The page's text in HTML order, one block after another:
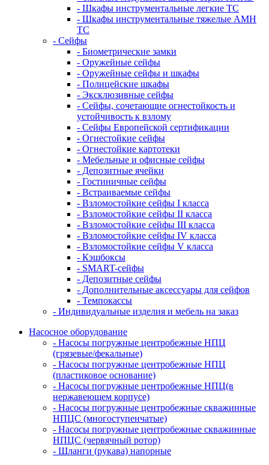
- Шкафы инструментальные легкие ТС
- Шкафы инструментальные тяжелые AMH
TC
- Сейфы
- Биометрические замки
- Оружейные сейфы
- Оружейные сейфы и шкафы
- Полицейские шкафы
- Эксклюзивные сейфы
- Сейфы, сочетающие огнестойкость и
устойчивость к взлому
- Сейфы Европейской сертификации
- Огнестойкие сейфы
- Огнестойкие картотеки
- Мебельные и офисные сейфы
- Депозитные ячейки
- Гостиничные сейфы
- Встраиваемые сейфы
- Взломостойкие сейфы I класса
- Взломостойкие сейфы II класса
- Взломостойкие сейфы III класса
- Взломостойкие сейфы IV класса
- Взломостойкие сейфы V класса
- Кэшбоксы
- SMART-сейфы
- Депозитные сейфы
- Дополнительные аксессуары для сейфов
- Темпокассы
- Индивидуальные изделия и мебель на заказ
Насосное оборудование
- Насосы погружные центробежные НПЦ
(грязевые/фекальные)
- Насосы погружные центробежные НПЦ
(пластиковое основание)
- Насосы погружные центробежные НПЦ(в
нержавеющем корпусе)
- Насосы погружные центробежные скважинные
НПЦС (многоступенчатые)
- Насосы погружные центробежные скважинные
НПЦС (червячный ротор)
- Шланги (рукава) напорные